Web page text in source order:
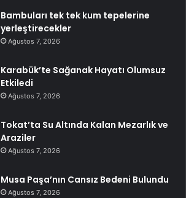
Bambuları tek tek kum tepelerine
yerleştirecekler
Ağustos 7, 2026
Karabük’te Sağanak Hayatı Olumsuz
Etkiledi
Ağustos 7, 2026
Tokat’ta Su Altında Kalan Mezarlık ve
Araziler
Ağustos 7, 2026
Musa Paşa’nın Cansız Bedeni Bulundu
Ağustos 7, 2026